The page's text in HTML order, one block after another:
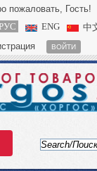
пожаловать, Гость!
РУС
ENG
中
ВОЙТИ